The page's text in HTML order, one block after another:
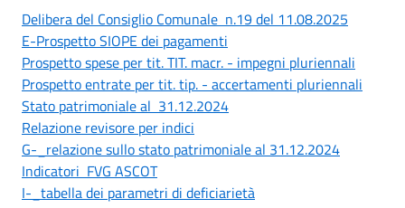
Delibera del Consiglio Comunale n.19 del 11.08.2025
E-Prospetto SIOPE dei pagamenti
Prospetto spese per tit. TIT. macr. - impegni pluriennali
Prospetto entrate per tit. tip. - accertamenti pluriennali
Stato patrimoniale al 31.12.2024
Relazione revisore per indici
G-_relazione sullo stato patrimoniale al 31.12.2024
Indicatori FVG ASCOT
I-_tabella dei parametri di deficiarietà